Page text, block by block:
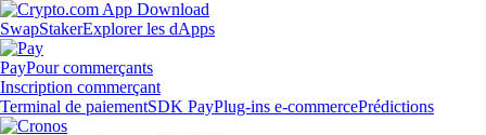
SwapStakerExplorer les dApps
PayPour commerçants
Inscription commerçant
Terminal de paiementSDK PayPlug-ins e-commercePrédictions